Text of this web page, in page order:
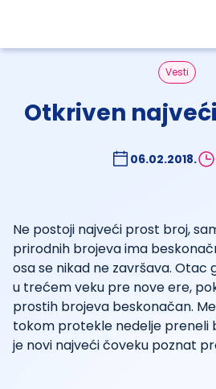
Vesti
Otkriven
06.02.2018.
Ne postoji najveći prost broj,
prirodnih brojeva ima
osa se nikad ne završava. Otac
u trećem veku pre nove ere,
prostih brojeva beskonačan.
tokom protekle nedelje preneli
je novi najveći čoveku poznat